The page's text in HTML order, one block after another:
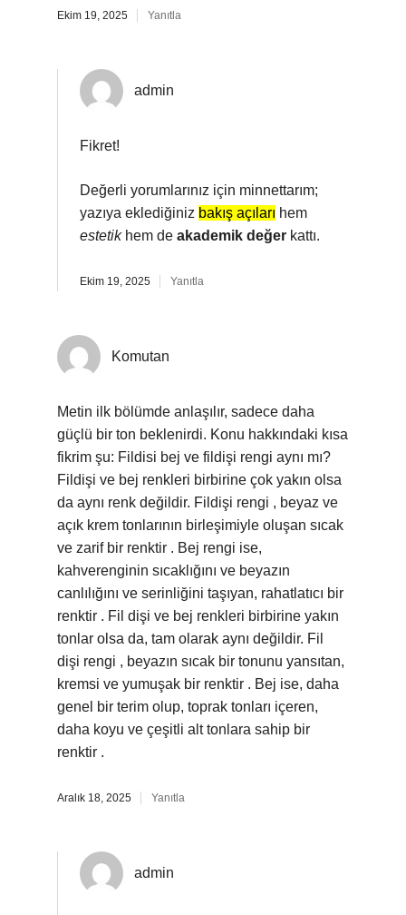
Ekim 19, 2025 Yanıtla
admin
Fikret!
Değerli yorumlarınız için minnettarım;
yazıya eklediğiniz bakış açıları hem
estetikhem de akademik değer kattı.
Ekim 19, 2025 Yanıtla
Komutan
Metin ilk bölümde anlaşılır, sadece daha
güçlü bir ton beklenirdi. Konu hakkındaki kısa
fikrim şu: Fildisi bej ve fildişi rengi aynı mı?
Fildişi ve bej renkleri birbirine çok yakın olsa
da aynı renk değildir. Fildişi rengi , beyaz ve
açık krem tonlarının birleşimiyle oluşan sıcak
ve zarif bir renktir . Bej rengi ise,
kahverenginin sıcaklığını ve beyazın
canlılığını ve serinliğini taşıyan, rahatlatıcı bir
renktir . Fil dişi ve bej renkleri birbirine yakın
tonlar olsa da, tam olarak aynı değildir. Fil
dişi rengi , beyazın sıcak bir tonunu yansıtan,
kremsi ve yumuşak bir renktir . Bej ise, daha
genel bir terim olup, toprak tonları içeren,
daha koyu ve çeşitli alt tonlara sahip bir
renktir .
Aralık 18, 2025 Yanıtla
admin